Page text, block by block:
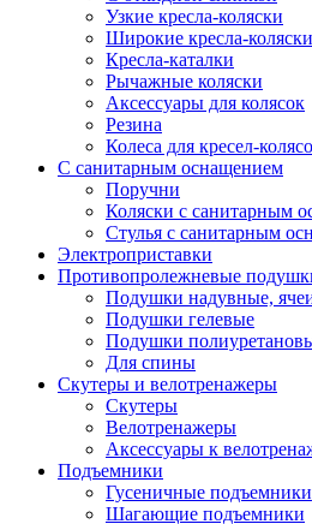
Узкие кресла-коляски
Широкие кресла-коляски
Кресла-каталки
Рычажные коляски
Аксессуары для колясок
Резина
Колеса для кресел-
С санитарным оснащением
Поручни
Коляски с санитарным
Стулья с санитарным
Электроприставки
Противопролежневые
Подушки надувные,
Подушки гелевые
Подушки
Для спины
Скутеры и велотренажеры
Скутеры
Велотренажеры
Аксессуары к
Подъемники
Гусеничные подъемники
Шагающие подъемники